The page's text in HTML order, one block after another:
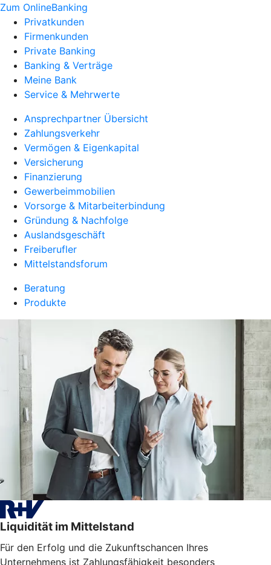
Zum OnlineBanking
Privatkunden
Firmenkunden
Private Banking
Banking & Verträge
Meine Bank
Service & Mehrwerte
Ansprechpartner Übersicht
Zahlungsverkehr
Vermögen & Eigenkapital
Versicherung
Finanzierung
Gewerbeimmobilien
Vorsorge & Mitarbeiterbindung
Gründung & Nachfolge
Auslandsgeschäft
Freiberufler
Mittelstandsforum
Beratung
Produkte
Liquidität im Mittelstand
Für den Erfolg und die Zukunftschancen Ihres
Unternehmens ist Zahlungsfähigkeit besonders